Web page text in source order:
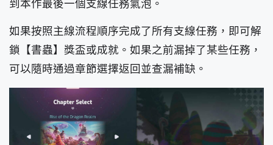
到本作最後一個支線任務氣泡。
如果按照主線流程順序完成了所有支線任務，即可解
鎖【書蟲】獎盃或成就。如果之前漏掉了某些任務，
可以隨時通過章節選擇返回並查漏補缺。